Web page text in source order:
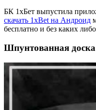
БК 1хБет выпустила
скачать 1xBet на Андроид
бесплатно и без каких
Шпунтованная доска